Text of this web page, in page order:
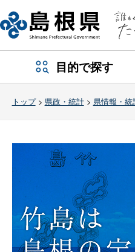
目的で探す
トップ> 県政・統計> 県情報・統